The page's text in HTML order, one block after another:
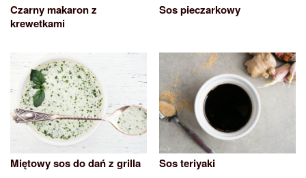
Czarny makaron z
krewetkami
Sos pieczarkowy
Miętowy sos do dań z grilla Sos teriyaki